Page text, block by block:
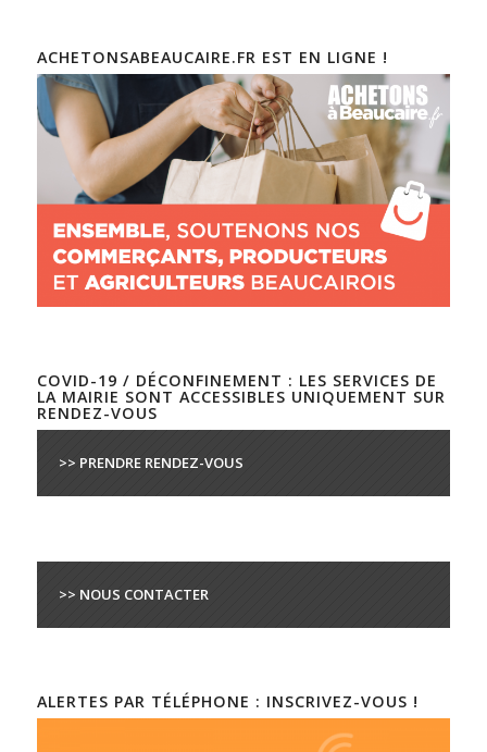
ACHETONSABEAUCAIRE.FR EST EN LIGNE !
COVID-19 / DÉCONFINEMENT : LES SERVICES DE
LA MAIRIE SONT ACCESSIBLES UNIQUEMENT SUR
RENDEZ-VOUS
>> PRENDRE RENDEZ-VOUS
>> NOUS CONTACTER
ALERTES PAR TÉLÉPHONE : INSCRIVEZ-VOUS !